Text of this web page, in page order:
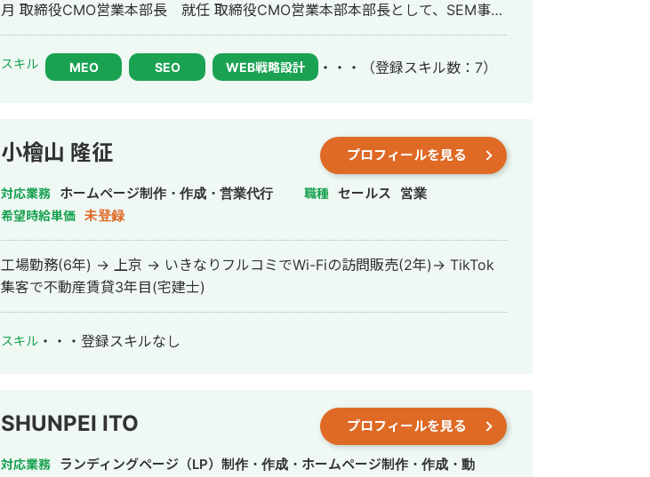
月 取締役CMO営業本部長 就任 取締役CMO営業本部本部長として、SEM事
業、特にSEO、MEO領域において、セールス・カスタマーサクセス・プロダク
ト全体を統括。 検索プラットフォームソリューションを軸にした集客支援領域
を主に担当。 MEO対策では累計4,500店舗以上の対策を監修。 2021年1月 株
スキル MEO SEO WEB戦略設計 ・・・ （登録スキル数：7）
小檜山 隆征 プロフィールを見る
対応業務 ホームページ制作・作成・営業代行 職種 セールス 営業
希望時給単価 未登録
工場勤務(6年) → 上京 → いきなりフルコミでWi-Fiの訪問販売(2年)→ TikTok
集客で不動産賃貸3年目(宅建士)
スキル ・・・ 登録スキルなし
SHUNPEI ITO プロフィールを見る
対応業務
ランディングページ（LP）制作・作成・ホームページ制作・作成・動